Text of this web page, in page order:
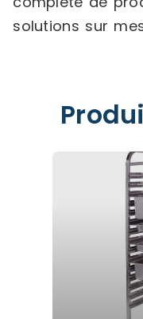
solutions sur